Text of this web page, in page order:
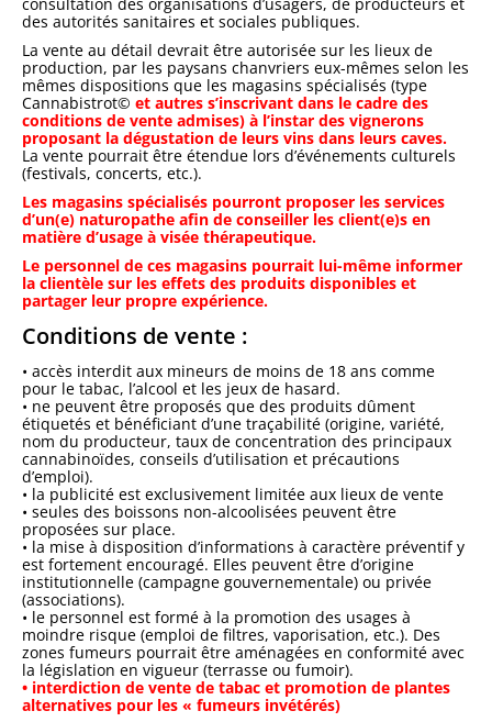
des autorités sanitaires et sociales publiques.
La vente au détail devrait être autorisée sur les lieux de
production, par les paysans chanvriers eux-mêmes selon les
mêmes dispositions que les magasins spécialisés (type
Cannabistrot© et autres s’inscrivant dans le cadre des
conditions de vente admises) à l’instar des vignerons
proposant la dégustation de leurs vins dans leurs caves.
La vente pourrait être étendue lors d’événements culturels
(festivals, concerts, etc.).
Les magasins spécialisés pourront proposer les services
d’un(e) naturopathe afin de conseiller les client(e)s en
matière d’usage à visée thérapeutique.
Le personnel de ces magasins pourrait lui-même informer
la clientèle sur les effets des produits disponibles et
partager leur propre expérience.
Conditions de vente :
• accès interdit aux mineurs de moins de 18 ans comme
pour le tabac, l’alcool et les jeux de hasard.
• ne peuvent être proposés que des produits dûment
étiquetés et bénéficiant d’une traçabilité (origine, variété,
nom du producteur, taux de concentration des principaux
cannabinoïdes, conseils d’utilisation et précautions
d’emploi).
• la publicité est exclusivement limitée aux lieux de vente
• seules des boissons non-alcoolisées peuvent être
proposées sur place.
• la mise à disposition d’informations à caractère préventif y
est fortement encouragé. Elles peuvent être d’origine
institutionnelle (campagne gouvernementale) ou privée
(associations).
• le personnel est formé à la promotion des usages à
moindre risque (emploi de filtres, vaporisation, etc.). Des
zones fumeurs pourrait être aménagées en conformité avec
la législation en vigueur (terrasse ou fumoir).
• interdiction de vente de tabac et promotion de plantes
alternatives pour les « fumeurs invétérés)